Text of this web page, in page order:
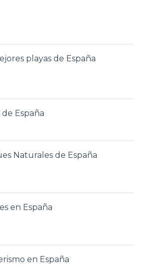
playas de España
España
Naturales de España
en España
en España